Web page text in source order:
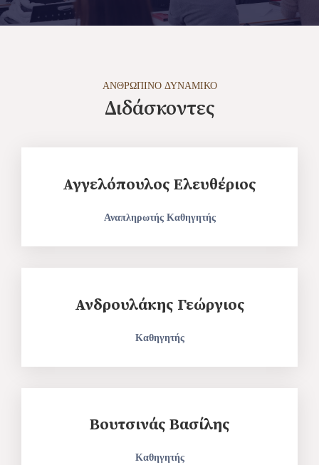
ΑΝΘΡΏΠΙΝΟ ΔΥΝΑΜΙΚΌ
Διδάσκοντες
Αγγελόπουλος Ελευθέριος
Αναπληρωτής Καθηγητής
Ανδρουλάκης Γεώργιος
Καθηγητής
Βουτσινάς Βασίλης
Καθηγητής